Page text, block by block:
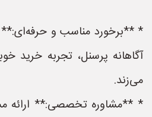
* **برخورد مناسب و حرفه‌ای:**
آگاهانه پرسنل، تجربه خرید
می‌زند.
* **مشاوره تخصصی:** ارائه